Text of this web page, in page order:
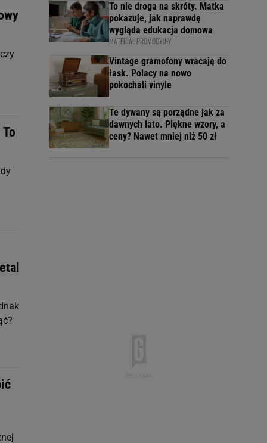
To nie droga na skróty. Matka
pokazuje, jak naprawdę
wygląda edukacja domowa
MATERIAŁ PROMOCYJNY
Vintage gramofony wracają do
łask. Polacy na nowo
pokochali vinyle
Te dywany są porządne jak za
dawnych lato. Piękne wzory, a
ceny? Nawet mniej niż 50 zł